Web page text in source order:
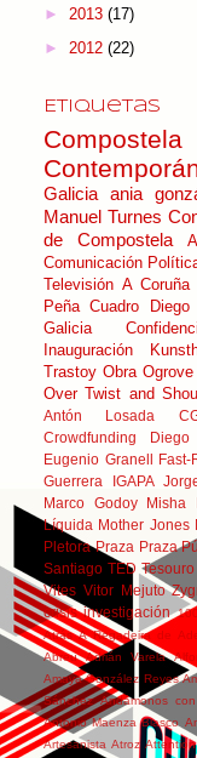
► 2013 (17)
► 2012 (22)
Etiquetas
Compostela
Galicia ania
Manuel Turnes
de Compostela
Comunicación
Televisión A Coruña
Peña Cuadro
Galicia
Inauguración
Trastoy Obra Ogrove
Over Twist and
Antón Losada
Crowdfunding
Diego
Eugenio Granell
Fast-
Guerrera
IGAPA
Marco Godoy
Misha
Líquida Mother Jones
Pletora Praza Praza
Santiago TED
Vites Vitor Mejuto
crisis investigación
Atrás A Regadeira de
Abreu
Adrián Varela
Amaya González Reyes
Sánchez Andámonos
Antonio Maenza Blasco
Artesanista Atroz